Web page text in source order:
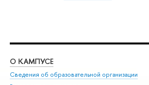
О КАМПУСЕ
Сведения об образовательной организации